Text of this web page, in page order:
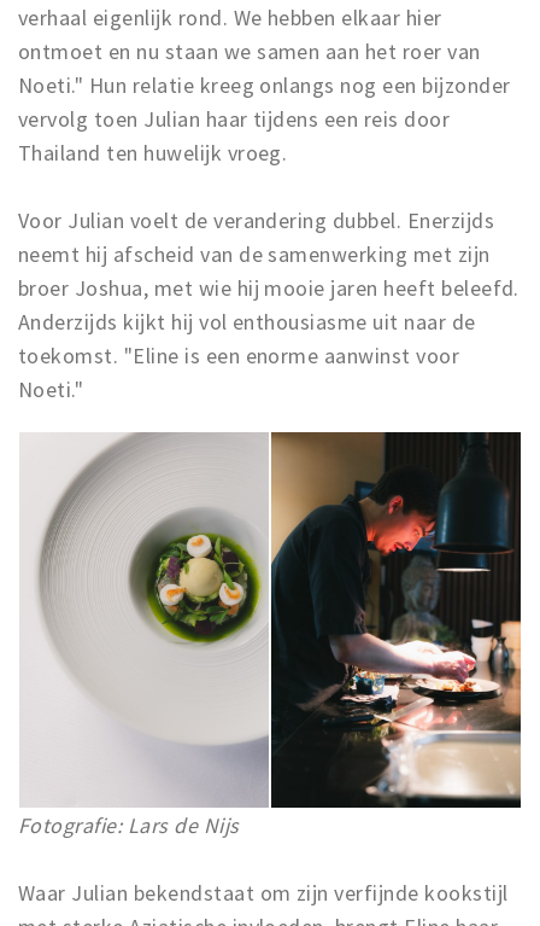
verhaal eigenlijk rond. We hebben elkaar hier
ontmoet en nu staan we samen aan het roer van
Noeti." Hun relatie kreeg onlangs nog een bijzonder
vervolg toen Julian haar tijdens een reis door
Thailand ten huwelijk vroeg.
Voor Julian voelt de verandering dubbel. Enerzijds
neemt hij afscheid van de samenwerking met zijn
broer Joshua, met wie hij mooie jaren heeft beleefd.
Anderzijds kijkt hij vol enthousiasme uit naar de
toekomst. "Eline is een enorme aanwinst voor
Noeti."
Fotografie: Lars de Nijs
Waar Julian bekendstaat om zijn verfijnde kookstijl